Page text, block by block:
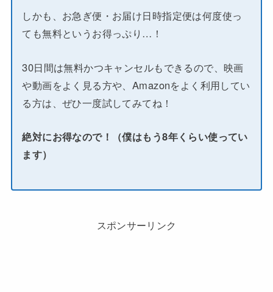
しかも、お急ぎ便・お届け日時指定便は何度使っ
ても無料というお得っぷり…！
30日間は無料かつキャンセルもできるので、映画
や動画をよく見る方や、Amazonをよく利用してい
る方は、ぜひ一度試してみてね！
絶対にお得なので！（僕はもう8年くらい使ってい
ます）
スポンサーリンク